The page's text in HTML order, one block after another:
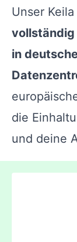
Unser
in
die
und deine